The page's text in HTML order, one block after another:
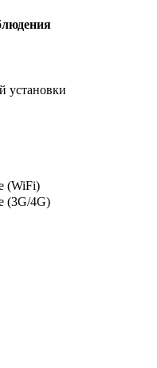
установки
(WiFi)
(3G/4G)